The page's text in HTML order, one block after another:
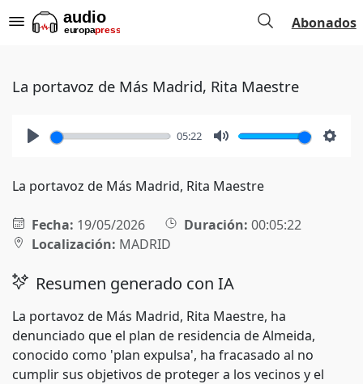
Abonados
La portavoz de Más Madrid, Rita Maestre
05:22
La portavoz de Más Madrid, Rita Maestre
Fecha: 19/05/2026 Duración: 00:05:22
Localización: MADRID
Resumen generado con IA
La portavoz de Más Madrid, Rita Maestre, ha
denunciado que el plan de residencia de Almeida,
conocido como 'plan expulsa', ha fracasado al no
cumplir sus objetivos de proteger a los vecinos y el